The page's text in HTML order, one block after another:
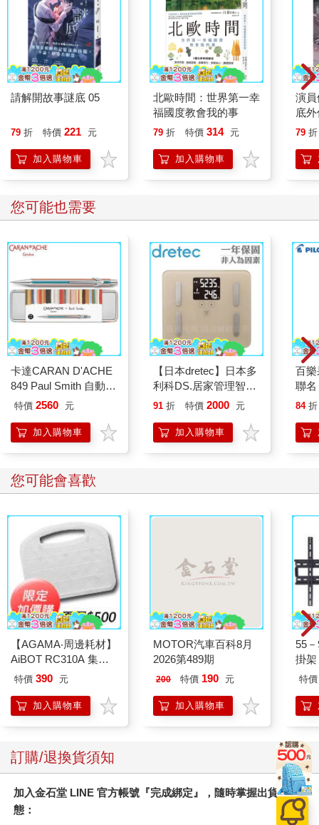
請解開故事謎底 05
79 折 特價 221 元
加入購物車
北歐時間：世界第一幸
福國度教會我的事
79 折 特價 314 元
加入購物車
演
底
79 折
您可能也需要
卡達CARAN D'ACHE
849 Paul Smith 自動鉛
筆 ED.5 條紋銀
特價 2560 元
加入購物車
【日本dretec】日本多
利科DS.居家管理智能
四合一體重體脂計-摩
91 折 特價 2000 元
加入購物車
百
聯
84 折
您可能會喜歡
【AGAMA‧周邊耗材】
AiBOT RC310A 集塵
盒專用3M防塵濾網
特價 390 元
加入購物車
MOTOR汽車百科8月
2026第489期
200 特價 190 元
加入購物車
55
掛架
特價
訂購/退換貨須知
加入金石堂 LINE 官方帳號『完成綁定』，隨時掌握出貨動
態：